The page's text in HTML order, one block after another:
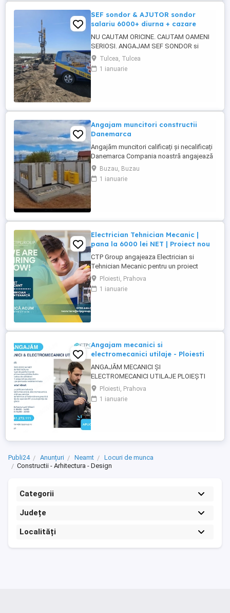
SEF sondor & AJUTOR sondor
salariu 6000+ diurna + cazare
NU CAUTAM ORICINE. CAUTAM OAMENI
SERIOSI. ANGAJAM SEF SONDOR si
AJUTOR SONDOR FORAJE PUTURI APA
Vrei salariu bun, cazare asigurata,
program clar si stabilitate pe termen lung?
organizat, ...
Tulcea, Tulcea
1 ianuarie
Angajam muncitori constructii
Danemarca
Angajăm muncitori calificați și necalificați
Danemarca Compania noastră angajează
muncitori calificați și necalificați pentru
construcții în Danemarca. Oferim: * Salariu
atractiv, plătit la timp. * Cazare * Contract
Buzau, Buzau
1 ianuarie
Electrician Tehnician Mecanic |
pana la 6000 lei NET | Proiect nou
CTP Group angajeaza Electrician si
Tehnician Mecanic pentru un proiect
industrial nou. Daca ai experienta tehnica
si iti doresti un loc de munca stabil, bine
platit, cu perspective reale de dezvoltare,
Ploiesti, Prahova
1 ianuarie
Angajam mecanici si
electromecanici utilaje - Ploiesti
ANGAJĂM MECANICI ȘI
ELECTROMECANICI UTILAJE PLOIEȘTI
Pentru unul dintre clienții noștri, o
companie stabilă din domeniul industrial,
recrutăm Mecanici și Electromecanici
Ploiesti, Prahova
1 ianuarie
Publi24 Anunțuri Neamt
Locuri de munca
Constructii - Arhitectura - Design
Categorii
Județe
Localități